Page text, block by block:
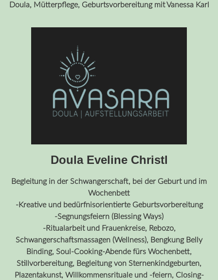
Doula, Mütterpflege, Geburtsvorbereitung mit Vanessa Karl
Doula Eveline Christl
Begleitung in der Schwangerschaft, bei der Geburt und im
Wochenbett
-Kreative und bedürfnisorientierte Geburtsvorbereitung
-Segnungsfeiern (Blessing Ways)
-Ritualarbeit und Frauenkreise, Rebozo,
Schwangerschaftsmassagen (Wellness), Bengkung Belly
Binding, Soul-Cooking-Abende fürs Wochenbett,
Stillvorbereitung, Begleitung von Sternenkindgeburten,
Plazentakunst, Willkommensrituale und -feiern, Closing-